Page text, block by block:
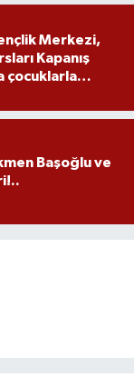
Merkezi,
Kapanış
çocuklarla
Başoğlu ve